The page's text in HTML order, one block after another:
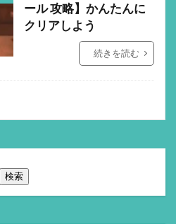
ール 攻略】かんたんに
クリアしよう
続きを読む
検索